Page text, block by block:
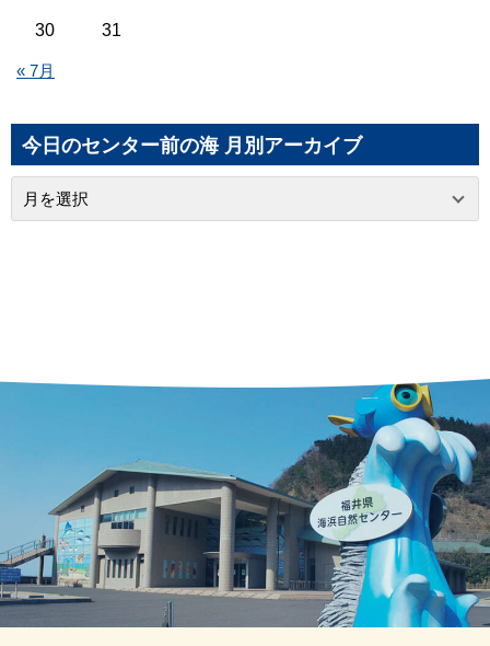
« 7月
30 31
今日のセンター前の海 月別アーカイブ